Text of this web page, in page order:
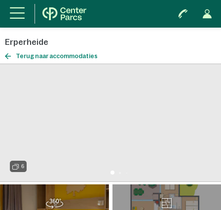
Erperheide
Terug naar accommodaties
6